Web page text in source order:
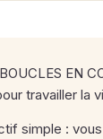
de
EN
travailler
simple :